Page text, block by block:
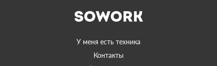
У меня есть техника
Контакты